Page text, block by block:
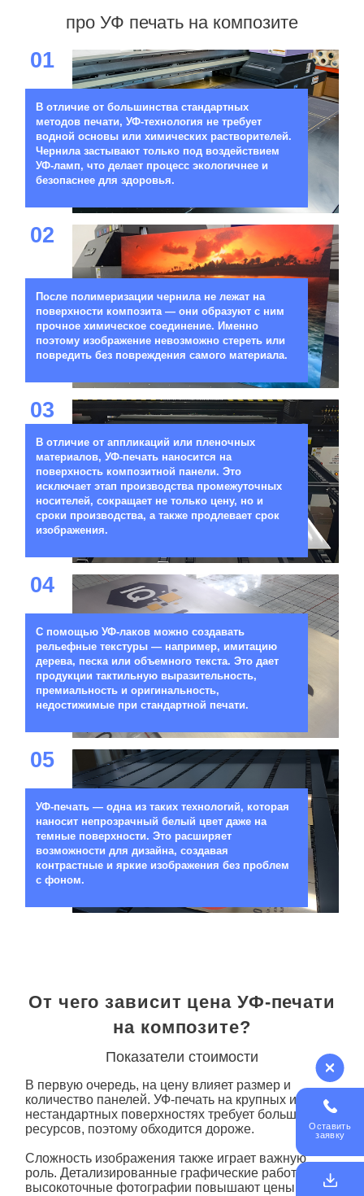
про УФ печать на композите
01
В отличие от большинства стандартных
методов печати, УФ-технология не требует
водной основы или химических растворителей.
Чернила застывают только под воздействием
УФ-ламп, что делает процесс экологичнее и
безопаснее для здоровья.
02
После полимеризации чернила не лежат на
поверхности композита — они образуют с ним
прочное химическое соединение. Именно
поэтому изображение невозможно стереть или
повредить без повреждения самого материала.
03
В отличие от аппликаций или пленочных
материалов, УФ-печать наносится на
поверхность композитной панели. Это
исключает этап производства промежуточных
носителей, сокращает не только цену, но и
сроки производства, а также продлевает срок
изображения.
04
С помощью УФ-лаков можно создавать
рельефные текстуры — например, имитацию
дерева, песка или объемного текста. Это дает
продукции тактильную выразительность,
премиальность и оригинальность,
недостижимые при стандартной печати.
05
УФ-печать — одна из таких технологий, которая
наносит непрозрачный белый цвет даже на
темные поверхности. Это расширяет
возможности для дизайна, создавая
контрастные и яркие изображения без проблем
с фоном.
От чего зависит цена УФ-печати
на композите?
Показатели стоимости
В первую очередь, на цену влияет размер и
количество панелей. УФ-печать на крупных и
нестандартных поверхностях требует больше
ресурсов, поэтому обходится дороже.
Сложность изображения также играет важную
роль. Детализированные графические работы или
высокоточные фотографии повышают цены
Оставить
заявку